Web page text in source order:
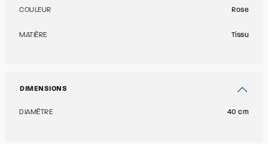
COULEUR Rose
MATIÈRE Tissu
DIMENSIONS
DIAMÈTRE 40 cm